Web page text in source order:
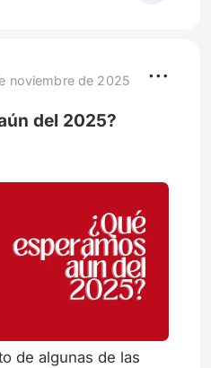
noviembre de 2025
del 2025?
de algunas de las